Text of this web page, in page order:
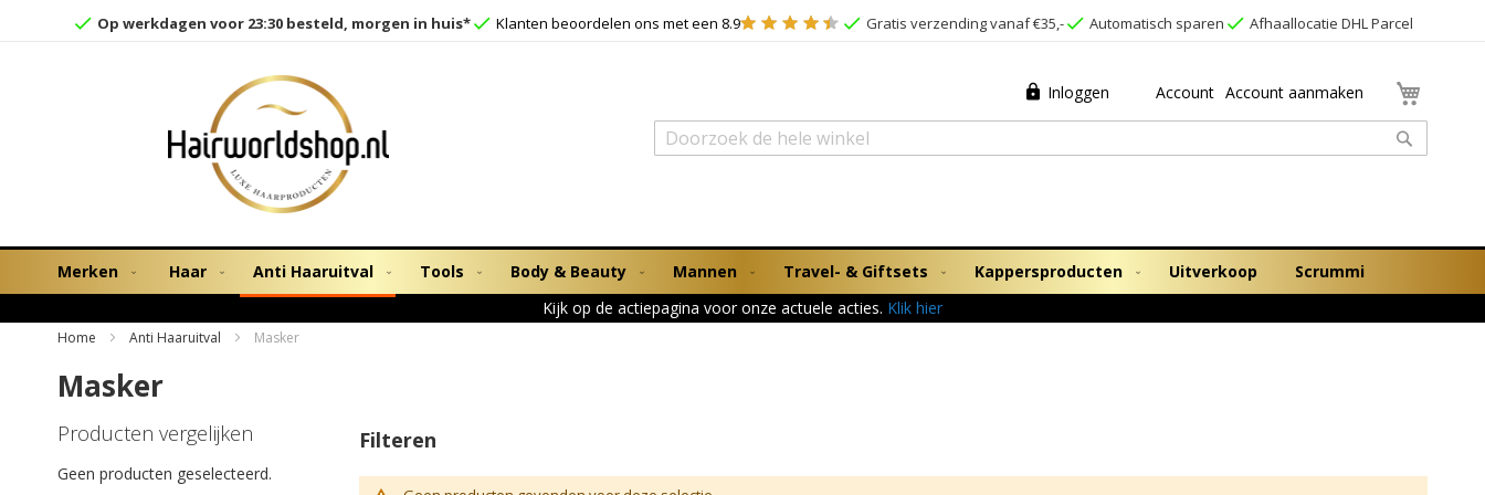
Op werkdagen voor 23:30 besteld, morgen in huis* Klanten beoordelen ons met een 8.9 Gratis verzending vanaf €35,- Automatisch sparen Afhaallocatie DHL Parcel
Inloggen Account Account aanmaken
Zoek
Merken Haar Anti Haaruitval Tools Body & Beauty Mannen Travel- & Giftsets Kappersproducten Uitverkoop
Scrummi
Kijk op de actiepagina voor onze actuele acties. Klik hier
Home Anti Haaruitval Masker
Masker
Filteren
Producten vergelijken
Geen producten geselecteerd.